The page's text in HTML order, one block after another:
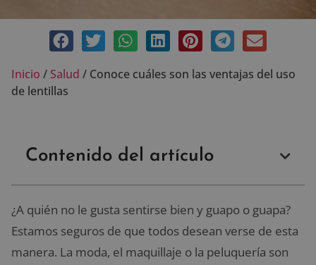
Inicio / Salud / Conoce cuáles son las ventajas del uso
de lentillas
Contenido del artículo
¿A quién no le gusta sentirse bien y guapo o guapa?
Estamos seguros de que todos desean verse de esta
manera. La moda, el maquillaje o la peluquería son